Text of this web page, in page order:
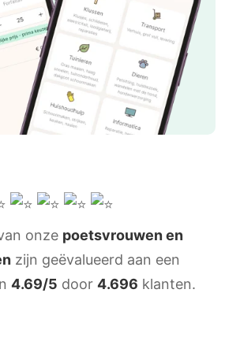
onze poetsvrouwen en
zijn geëvalueerd aan een
4.69/5 door 4.696 klanten.